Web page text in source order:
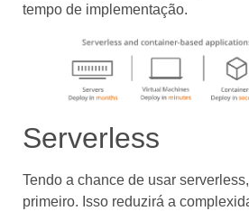
tempo de implementação.
Serverless
Tendo a chance de usar
primeiro. Isso reduzirá a